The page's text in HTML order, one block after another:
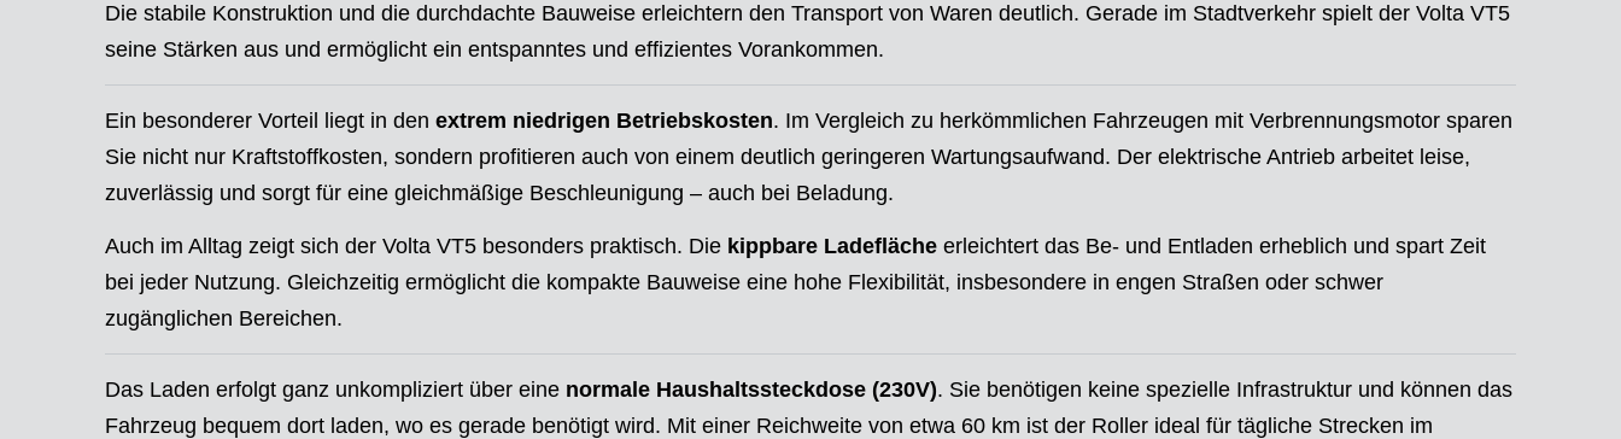
Die stabile Konstruktion und die durchdachte Bauweise erleichtern den Transport von Waren deutlich. Gerade im Stadtverkehr spielt der Volta VT5
seine Stärken aus und ermöglicht ein entspanntes und effizientes Vorankommen.
Ein besonderer Vorteil liegt in den extrem niedrigen Betriebskosten. Im Vergleich zu herkömmlichen Fahrzeugen mit Verbrennungsmotor sparen
Sie nicht nur Kraftstoffkosten, sondern profitieren auch von einem deutlich geringeren Wartungsaufwand. Der elektrische Antrieb arbeitet leise,
zuverlässig und sorgt für eine gleichmäßige Beschleunigung – auch bei Beladung.
Auch im Alltag zeigt sich der Volta VT5 besonders praktisch. Die kippbare Ladefläche erleichtert das Be- und Entladen erheblich und spart Zeit
bei jeder Nutzung. Gleichzeitig ermöglicht die kompakte Bauweise eine hohe Flexibilität, insbesondere in engen Straßen oder schwer
zugänglichen Bereichen.
Das Laden erfolgt ganz unkompliziert über eine normale Haushaltssteckdose (230V). Sie benötigen keine spezielle Infrastruktur und können das
Fahrzeug bequem dort laden, wo es gerade benötigt wird. Mit einer Reichweite von etwa 60 km ist der Roller ideal für tägliche Strecken im